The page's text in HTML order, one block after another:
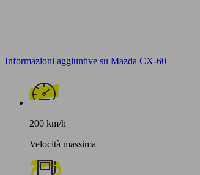
Informazioni aggiuntive su Mazda CX-60
200 km/h
Velocità massima